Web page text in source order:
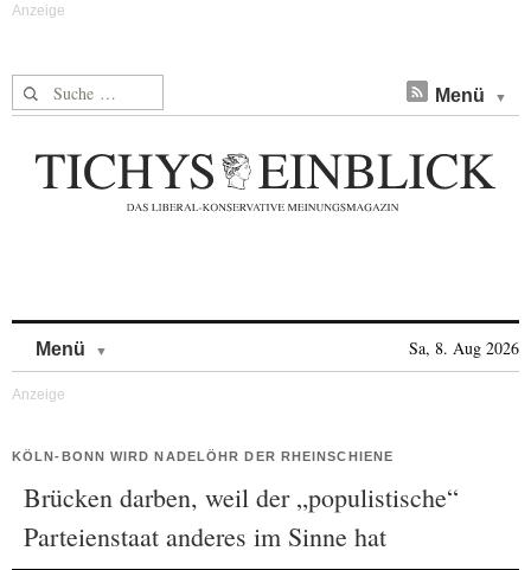
Suche nach: Menü
Menü Sa, 8. Aug 2026
KÖLN-BONN WIRD NADELÖHR DER RHEINSCHIENE
Brücken darben, weil der „populistische“
Parteienstaat anderes im Sinne hat